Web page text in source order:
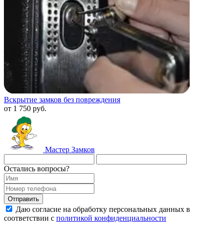
Вскрытие замков без повреждения
от 1 750 руб.
Мастер Замков
Остались вопросы?
Даю согласие на обработку персональных данных в
соответствии с политикой конфиденциальности